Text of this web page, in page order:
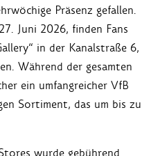
Präsenz gefallen.
Juni 2026, finden Fans
in der Kanalstraße 6,
Während der gesamten
ein umfangreicher VfB
Sortiment, das um bis zu
wurde gebührend